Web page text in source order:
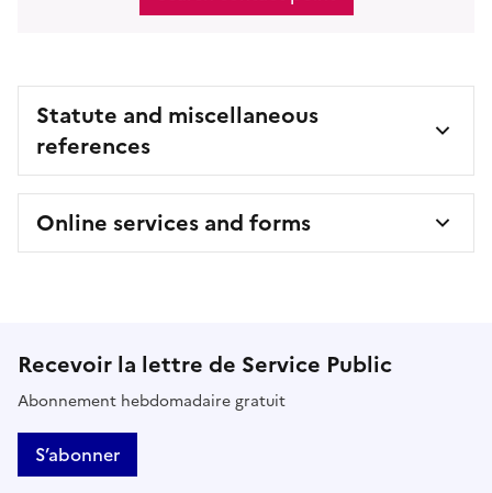
Statute and miscellaneous
references
Online services and forms
Recevoir la lettre de Service Public
Abonnement hebdomadaire gratuit
S’abonner